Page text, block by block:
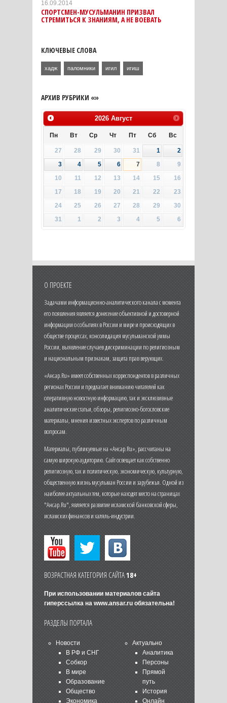
16.09.2014
СПОРТСМЕН-МУСУЛЬМАНИН ПРИЗВАЛ
СТРЕМИТЬСЯ К ЗНАНИЯМ, А НЕ ВОЕВАТЬ
КЛЮЧЕВЫЕ СЛОВА
хадж паломники игил игиш
АРХИВ РУБРИКИ «»
2026 Август
Пн Вт Ср Чт Пт Сб Вс
27 28 29 30 31 1
2
3
4 5 6 7 8
9
10
11 12 13 14 15
16
17
18 19 20 21 22
23
24
25 26 27 28 29
30
31
1 2 3 4 5 6
О ПРОЕКТЕ
Задачами информационно-аналитического канала с момента
его появления является донесение объективной и достоверной
информации о событиях в России и мире и происходящих в
обществе процессах, консолидация мусульманской уммы
России, выявление случаев дискриминации по религиозным
и национальным признакам, защита прав верующих.
«Ансар.Ru» имеет собственных корреспондентов в различных
регионах России и предлагает вниманию читателей как
оперативную новостную информацию, так и эксклюзивные
аналитические статьи, обзоры, религиозно-богословские
материалы, мнения известных экспертов по различным
вопросам.
Материалы, публикуемые на «Ансар.Ru», рассчитаны на
самую широкую аудиторию. Сайт освещает как собственно
религиозную, так и политическую, экономическую, культурную,
общественную жизнь мусульман России и зарубежья. Одной из
наиболее актуальных тем, которые находят место на страницах
"Ансар.Ru", является развитие исламской банковской сферы,
исламских финансов и халяль-индустрии.
ВОЗРАСТНАЯ КАТЕГОРИЯ САЙТА18+
При использовании материалов сайта
гиперссылка на www.ansar.ruобязательна!
РАЗДЕЛЫ ПОРТАЛА
Новости
В РФ и СНГ
Собкор
В мире
Образование
Общество
Экономика
Актуально
Аналитика
Персоны
Прямой
путь
История
Онлайн